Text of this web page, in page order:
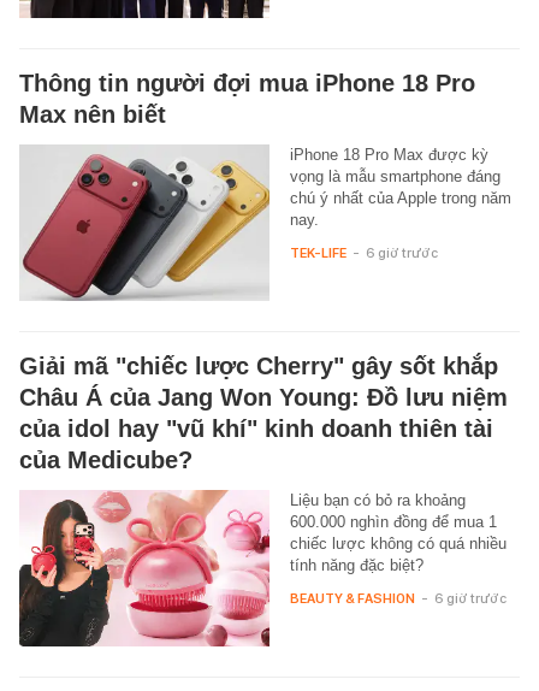
Thông tin người đợi mua iPhone 18 Pro
Max nên biết
iPhone 18 Pro Max được kỳ
vọng là mẫu smartphone đáng
chú ý nhất của Apple trong năm
nay.
TEK-LIFE - 6 giờ trước
Giải mã "chiếc lược Cherry" gây sốt khắp
Châu Á của Jang Won Young: Đồ lưu niệm
của idol hay "vũ khí" kinh doanh thiên tài
của Medicube?
Liệu bạn có bỏ ra khoảng
600.000 nghìn đồng để mua 1
chiếc lược không có quá nhiều
tính năng đặc biệt?
BEAUTY & FASHION - 6 giờ trước